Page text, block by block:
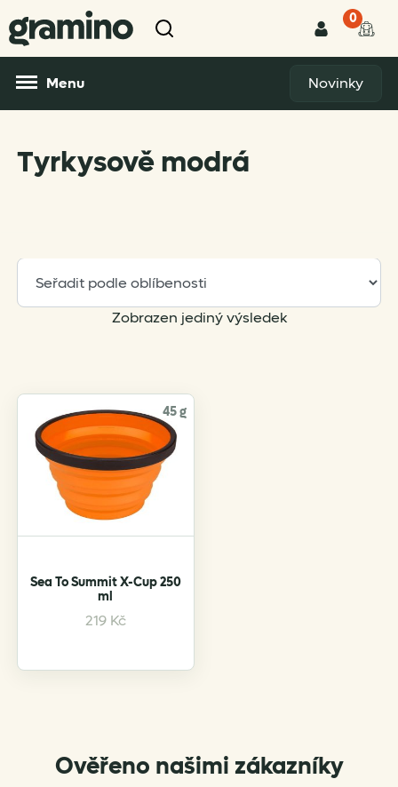
0
Menu Novinky
Tyrkysově modrá
Zobrazen jediný výsledek
45 g
Sea To Summit X-Cup 250
ml
219 Kč
This
multiple
may
Ověřeno našimi zákazníky